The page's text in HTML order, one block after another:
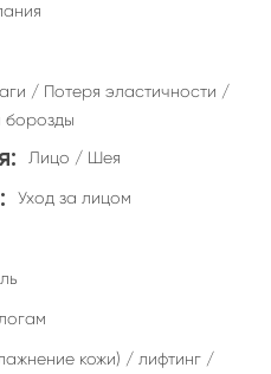
/ Потеря эластичности /
Лицо / Шея
Уход за лицом
кожи) / лифтинг /